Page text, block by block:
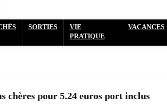
SORTIES
VIE
PRATIQUE
VACANCES
chères pour 5.24 euros port inclus